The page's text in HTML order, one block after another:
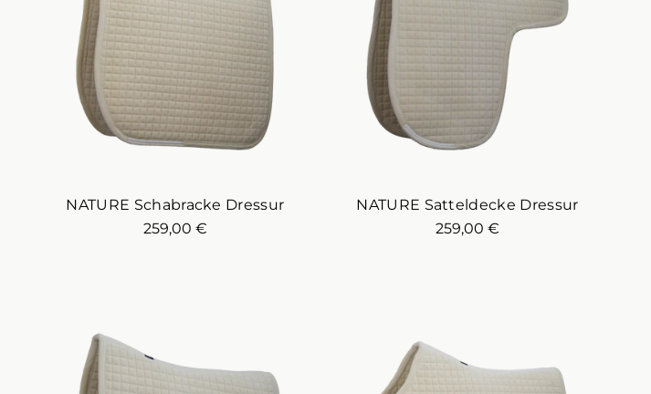
NATURE Schabracke Dressur
259,00 €
NATURE Satteldecke Dressur
259,00 €